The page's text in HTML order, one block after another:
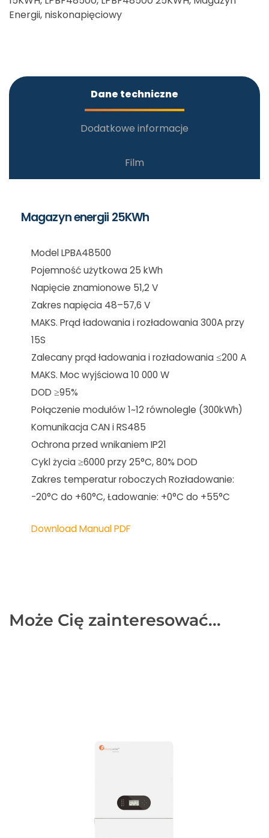
Energii, niskonapięciowy
Dane techniczne
Dodatkowe informacje
Film
Magazyn energii 25KWh
Model LPBA48500
Pojemność użytkowa 25 kWh
Napięcie znamionowe 51,2 V
Zakres napięcia 48–57,6 V
MAKS. Prąd ładowania i rozładowania 300A przy
15S
Zalecany prąd ładowania i rozładowania ≤200 A
MAKS. Moc wyjściowa 10 000 W
DOD ≥95%
Połączenie modułów 1~12 równolegle (300kWh)
Komunikacja CAN i RS485
Ochrona przed wnikaniem IP21
Cykl życia ≥6000 przy 25°C, 80% DOD
Zakres temperatur roboczych Rozładowanie:
-20°C do +60°C, Ładowanie: +0°C do +55°C
Download Manual PDF
Może Cię zainteresować...